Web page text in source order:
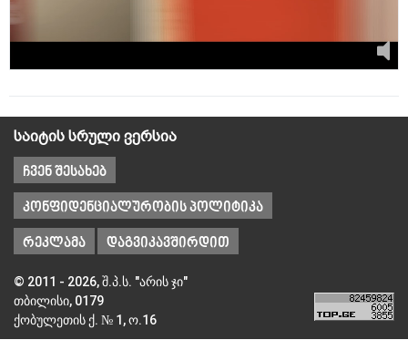
საიტის სრული ვერსია
ჩვენ შესახებ
კონფიდენციალურობის პოლიტიკა
რეკლამა დაგვიკავშირდით
© 2011 - 2026, შ.პ.ს. "არის ჯი"
თბილისი, 0179
ქობულეთის ქ. № 1, ო.16